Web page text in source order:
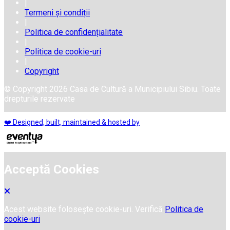
Termeni și condiții
|
Politica de confidențialitate
|
Politica de cookie-uri
|
Copyright
© Copyright 2026 Casa de Cultură a Municipiului Sibiu. Toate
drepturile rezervate
❤️ Designed, built, maintained & hosted by
Acceptă Cookies
Acest website folosește cookie-uri. Verifică Politica de
cookie-uri